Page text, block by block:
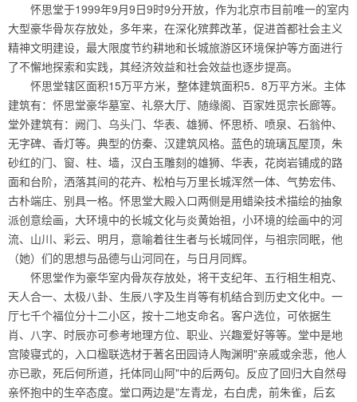
怀思堂于1999年9月9日9时9分开放，作为北京市目前唯一的室内
大型豪华骨灰存放处，多年来，在深化殡葬改革，促进首都社会主义
精神文明建设，最大限度节约耕地和长城旅游区环境保护等方面进行
了不懈地探索和实践，其经济效益和社会效益也逐步提高。
怀思堂辖区面积15万平方米，整体建筑面积5．8万平方米。主体
建筑有：怀思堂豪华墓室、礼祭大厅、随缘阁、百家姓觅宗长廊等。
堂外建筑有：阙门、乌头门、华表、雄狮、怀思桥、喷泉、石翁仲、
无字碑、香灯等。典型的仿秦、汉建筑风格。蓝色的琉璃瓦屋顶，朱
砂红的门、窗、柱、墙，汉白玉雕刻的雄狮、华表，花岗岩铺成的路
面和台阶，洒落其间的花卉、松柏与万里长城浑然一体、气势宏伟、
古朴端庄、别具一格。怀思堂大殿入口两侧是用蜡染技术描绘的抽象
派创意绘画，大环境中的长城文化与炎黄始祖，小环境的绘画中的河
流、山川、彩云、明月，意喻着往生者与长城同伴，与祖宗同眠，他
（她）们的思想与品德与山河同在，与日月同辉。
怀思堂作为豪华室内骨灰存放处，将干支纪年、五行相生相克、
天人合一、太极八卦、生辰八字及生肖等有机结合到历史文化中。一
厅七千个福位分十二小区，按十二地支命名。客户选位，可依据生
肖、八字、时辰亦可参考地理方位、职业、兴趣爱好等等。堂中是地
宫陵寝式的，入口楹联选材于著名田园诗人陶渊明"亲戚或余悲，他人
亦已歌，死后何所道，托体同山阿"中的后两句。反应了回归大自然母
亲怀抱中的生卒态度。堂口两边是"左青龙，右白虎，前朱雀，后玄